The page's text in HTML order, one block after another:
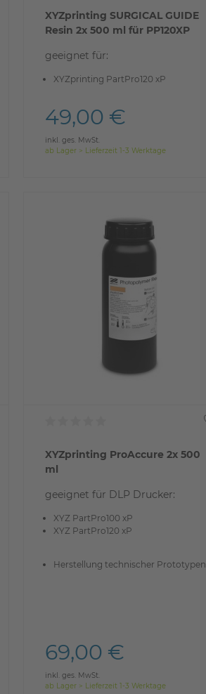
XYZprinting SURGICAL GUIDE
Resin 2x 500 ml für PP120XP
geeignet für:
XYZprinting PartPro120 xP
49,00 €
inkl. ges. MwSt.
ab Lager > Lieferzeit 1-3 Werktage
XYZprinting ProAccure 2x 500
ml
geeignet für DLP Drucker:
XYZ PartPro100 xP
XYZ PartPro120 xP
Herstellung technischer Prototypen
69,00 €
inkl. ges. MwSt.
ab Lager > Lieferzeit 1-3 Werktage